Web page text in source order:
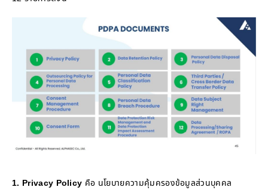
1. Privacy Policy คือ นโยบายความคุ้มครองข้อมูลส่วนบุคคล